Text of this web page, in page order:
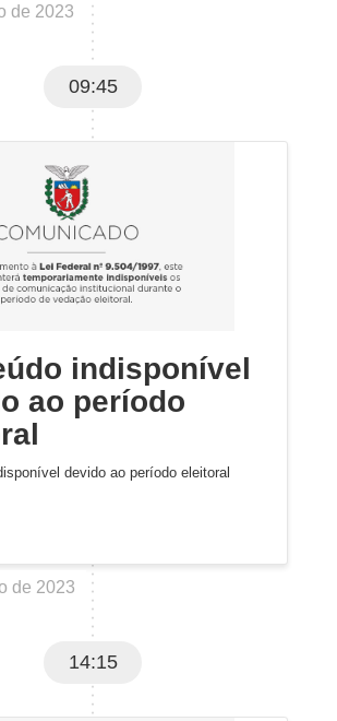
de 2023
09:45
indisponível
ao período
devido ao período eleitoral
de 2023
14:15